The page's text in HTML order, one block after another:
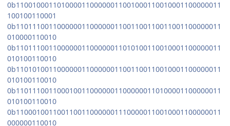
0b11001000110100001100000011001000110010001100000011
100100110001
0b11011100110000001100000011001100110011001100000011
010000110010
0b11011100110000001100000011010100110010001100000011
010100110010
0b11010100110000001100000011001100110010001100000011
010100110010
0b11011100110001001100000011000000110100001100000011
010100110010
0b11000100110011001100000011100000110010001100000011
000000110010